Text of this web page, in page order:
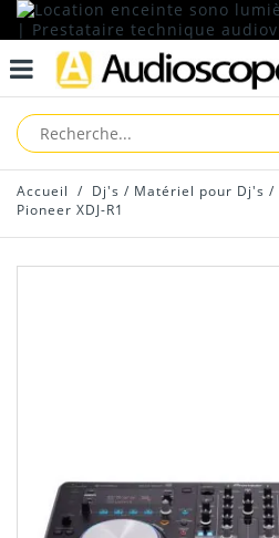
Accueil / Dj's / Matériel pour Dj's /
Pioneer XDJ-R1